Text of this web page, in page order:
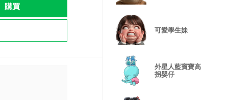
購買
可愛學生妹
外星人藍寶寶高
拐嬰仔